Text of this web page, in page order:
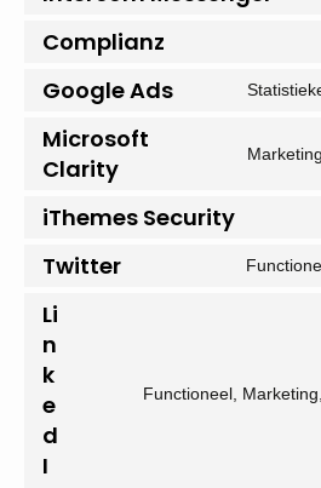
Complianz
Google Ads
Microsoft
Clarity
iThemes Security
Twitter
Li
n
k
e
d
I
Functioneel,